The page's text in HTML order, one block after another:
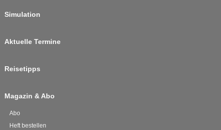
Simulation
Aktuelle Termine
Reisetipps
Magazin & Abo
Abo
Heft bestellen